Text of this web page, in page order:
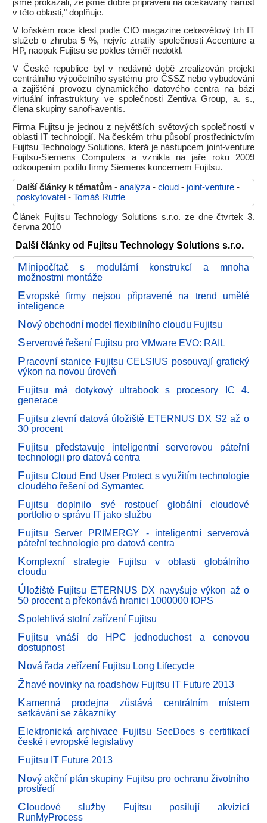
jsme prokázali, že jsme dobře připraveni na očekávaný nárůst
v této oblasti," doplňuje.
V loňském roce klesl podle CIO magazine celosvětový trh IT
služeb o zhruba 5 %, nejvíc ztratily společnosti Accenture a
HP, naopak Fujitsu se pokles téměř nedotkl.
V České republice byl v nedávné době zrealizován projekt
centrálního výpočetního systému pro ČSSZ nebo vybudování
a zajištění provozu dynamického datového centra na bázi
virtuální infrastruktury ve společnosti Zentiva Group, a. s.,
člena skupiny sanofi-aventis.
Firma Fujitsu je jednou z největších světových společností v
oblasti IT technologií. Na českém trhu působí prostřednictvím
Fujitsu Technology Solutions, která je nástupcem joint-venture
Fujitsu-Siemens Computers a vznikla na jaře roku 2009
odkoupením podílu firmy Siemens koncernem Fujitsu.
Další články k tématům - analýza - cloud - joint-venture -
poskytovatel - Tomáš Rutrle
Článek Fujitsu Technology Solutions s.r.o. ze dne čtvrtek 3.
června 2010
Další články od Fujitsu Technology Solutions s.r.o.
Minipočítač s modulární konstrukcí a mnoha
možnostmi montáže
Evropské firmy nejsou připravené na trend umělé
inteligence
Nový obchodní model flexibilního cloudu Fujitsu
Serverové řešení Fujitsu pro VMware EVO: RAIL
Pracovní stanice Fujitsu CELSIUS posouvají grafický
výkon na novou úroveň
Fujitsu má dotykový ultrabook s procesory IC 4.
generace
Fujitsu zlevní datová úložiště ETERNUS DX S2 až o
30 procent
Fujitsu představuje inteligentní serverovou páteřní
technologii pro datová centra
Fujitsu Cloud End User Protect s využitím technologie
cloudého řešení od Symantec
Fujitsu doplnilo své rostoucí globální cloudové
portfolio o správu IT jako službu
Fujitsu Server PRIMERGY - inteligentní serverová
páteřní technologie pro datová centra
Komplexní strategie Fujitsu v oblasti globálního
cloudu
Úložiště Fujitsu ETERNUS DX navyšuje výkon až o
50 procent a překonává hranici 1000000 IOPS
Spolehlivá stolní zařízení Fujitsu
Fujitsu vnáší do HPC jednoduchost a cenovou
dostupnost
Nová řada zeřízení Fujitsu Long Lifecycle
Žhavé novinky na roadshow Fujitsu IT Future 2013
Kamenná prodejna zůstává centrálním místem
setkávání se zákazníky
Elektronická archivace Fujitsu SecDocs s certifikací
české i evropské legislativy
Fujitsu IT Future 2013
Nový akční plán skupiny Fujitsu pro ochranu životního
prostředí
Cloudové služby Fujitsu posilují akvizicí
RunMyProcess